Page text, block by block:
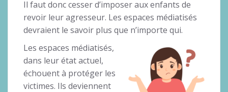
Il faut donc cesser d’imposer aux enfants de
revoir leur agresseur. Les espaces médiatisés
devraient le savoir plus que n’importe qui.
Les espaces médiatisés,
dans leur état actuel,
échouent à protéger les
victimes. Ils deviennent